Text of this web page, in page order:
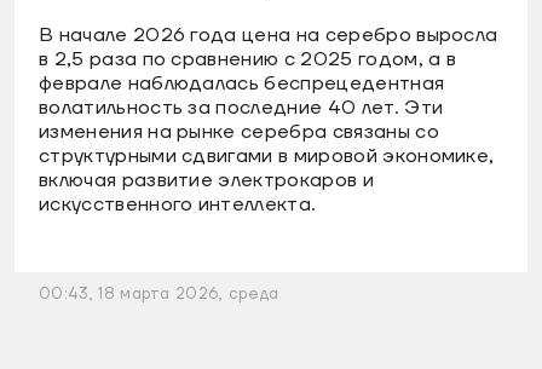
В начале 2026 года цена на серебро выросла
в 2,5 раза по сравнению с 2025 годом, а в
феврале наблюдалась беспрецедентная
волатильность за последние 40 лет. Эти
изменения на рынке серебра связаны со
структурными сдвигами в мировой экономике,
включая развитие электрокаров и
искусственного интеллекта.
00:43, 18 марта 2026, среда